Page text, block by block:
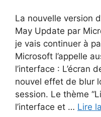
La nouvelle version
May Update par
je vais continuer à
Microsoft l’appelle
l’interface : L’écran
nouvel effet de blur
session. Le thème
l’interface et … Lire